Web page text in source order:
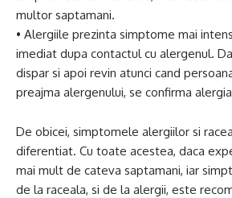
multor saptamani.
• Alergiile prezinta simptome mai
imediat dupa contactul cu alergenul.
dispar si apoi revin atunci cand
preajma alergenului, se confirma
De obicei, simptomele alergiilor si
diferentiat. Cu toate acestea, daca
mai mult de cateva saptamani, iar
de la raceala, si de la alergii, este